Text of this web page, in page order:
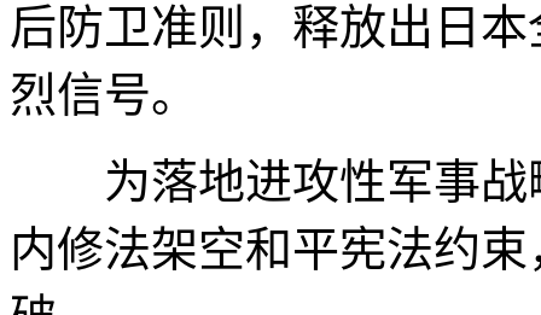
后防卫准则，释放出日
烈信号。
为落地进攻性军事战
内修法架空和平宪法约